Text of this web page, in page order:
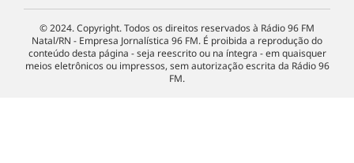
© 2024. Copyright. Todos os direitos reservados à Rádio 96 FM
Natal/RN - Empresa Jornalística 96 FM. É proibida a reprodução do
conteúdo desta página - seja reescrito ou na íntegra - em quaisquer
meios eletrônicos ou impressos, sem autorização escrita da Rádio 96
FM.